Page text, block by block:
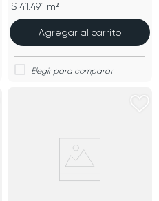
$ 41.491 m²
Agregar al carrito